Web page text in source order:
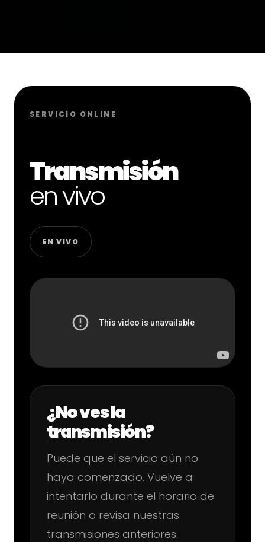
SERVICIO ONLINE
Transmisión
en vivo
EN VIVO
¿No ves la
transmisión?
Puede que el servicio aún no
haya comenzado. Vuelve a
intentarlo durante el horario de
reunión o revisa nuestras
transmisiones anteriores.